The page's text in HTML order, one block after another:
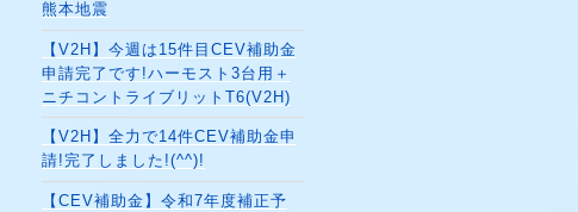
熊本地震
【V2H】今週は15件目CEV補助金
申請完了です!ハーモスト3台用＋
ニチコントライブリットT6(V2H)
【V2H】全力で14件CEV補助金申
請!完了しました!(^^)!
【CEV補助金】令和7年度補正予